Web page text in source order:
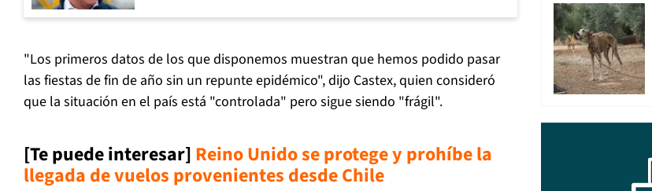
"Los primeros datos de los que disponemos muestran que hemos podido pasar
las fiestas de fin de año sin un repunte epidémico", dijo Castex, quien consideró
que la situación en el país está "controlada" pero sigue siendo "frágil".
[Te puede interesar] Reino Unido se protege y prohíbe la
llegada de vuelos provenientes desde Chile